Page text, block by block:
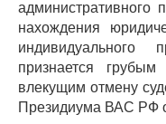
нахождения
индивидуального
признается
влекущим отмену
Президиума ВАС РФ